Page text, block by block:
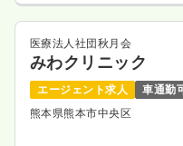
医療法人社団秋月会
みわクリニック
エージェント求人
車通勤
熊本県熊本市中央区